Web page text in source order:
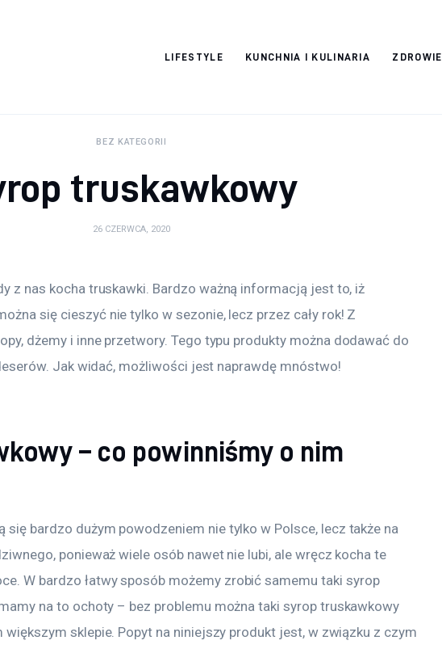
LIFESTYLE KUNCHNIA I KULINARIA ZDROWIE
BEZ KATEGORII
truskawkowy
26 CZERWCA, 2020
z nas kocha truskawki. Bardzo ważną informacją jest to, iż
się cieszyć nie tylko w sezonie, lecz przez cały rok! Z
dżemy i inne przetwory. Tego typu produkty można dodawać do
Jak widać, możliwości jest naprawdę mnóstwo!
– co powinniśmy o nim
się bardzo dużym powodzeniem nie tylko w Polsce, lecz także na
ponieważ wiele osób nawet nie lubi, ale wręcz kocha te
W bardzo łatwy sposób możemy zrobić samemu taki syrop
na to ochoty – bez problemu można taki syrop truskawkowy
większym sklepie. Popyt na niniejszy produkt jest, w związku z czym